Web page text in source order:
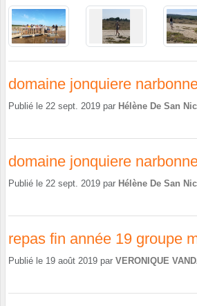
domaine jonquiere
Publié le 22 sept. 2019 par Hélène De San
domaine jonquiere
Publié le 22 sept. 2019 par Hélène De San
repas fin année 19 groupe
Publié le 19 août 2019 par VERONIQUE